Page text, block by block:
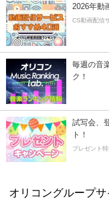
2026年動
CS動画配信
毎週の音
ク！
試写会、
ト！
プレゼント
オリコングループサ